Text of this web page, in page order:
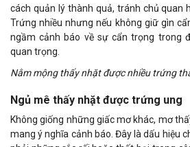
cách quản lý thành quả, tránh chủ quan
Trứng nhiều nhưng nếu không giữ gìn
ngầm cảnh báo về sự cẩn trọng trong
quan trọng.
Nằm mộng thấy nhặt được nhiều trứng
Ngủ mê thấy nhặt được trứng ung
Không giống những giấc mơ khác, mơ
mang ý nghĩa cảnh báo. Đây là dấu hiệu